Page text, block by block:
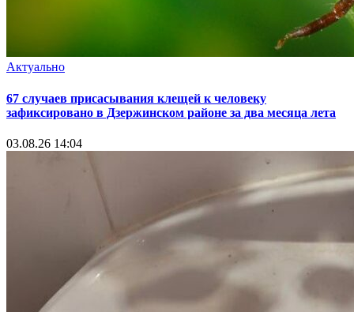
Актуально
67 случаев присасывания клещей к человеку
зафиксировано в Дзержинском районе за два месяца лета
03.08.26 14:04